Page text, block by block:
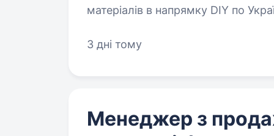
матеріалів в напрямку DIY по
3 дні тому
Менеджер з